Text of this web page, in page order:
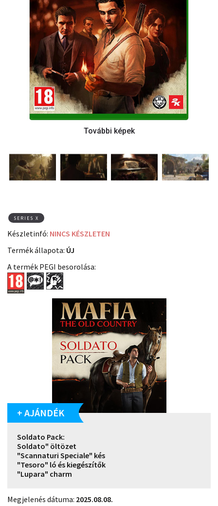
SERIES X
Készletinfó: NINCS KÉSZLETEN
Termék állapota: ÚJ
A termék PEGI besorolása:
+ AJÁNDÉK
Soldato Pack:
Soldato" öltözet
"Scannaturi Speciale" kés
"Tesoro" ló és kiegészítők
"Lupara" charm
Megjelenés dátuma: 2025.08.08.